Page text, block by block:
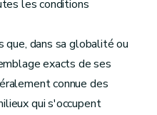
les conditions
dans sa globalité ou
exacts de ses
connue des
qui s'occupent